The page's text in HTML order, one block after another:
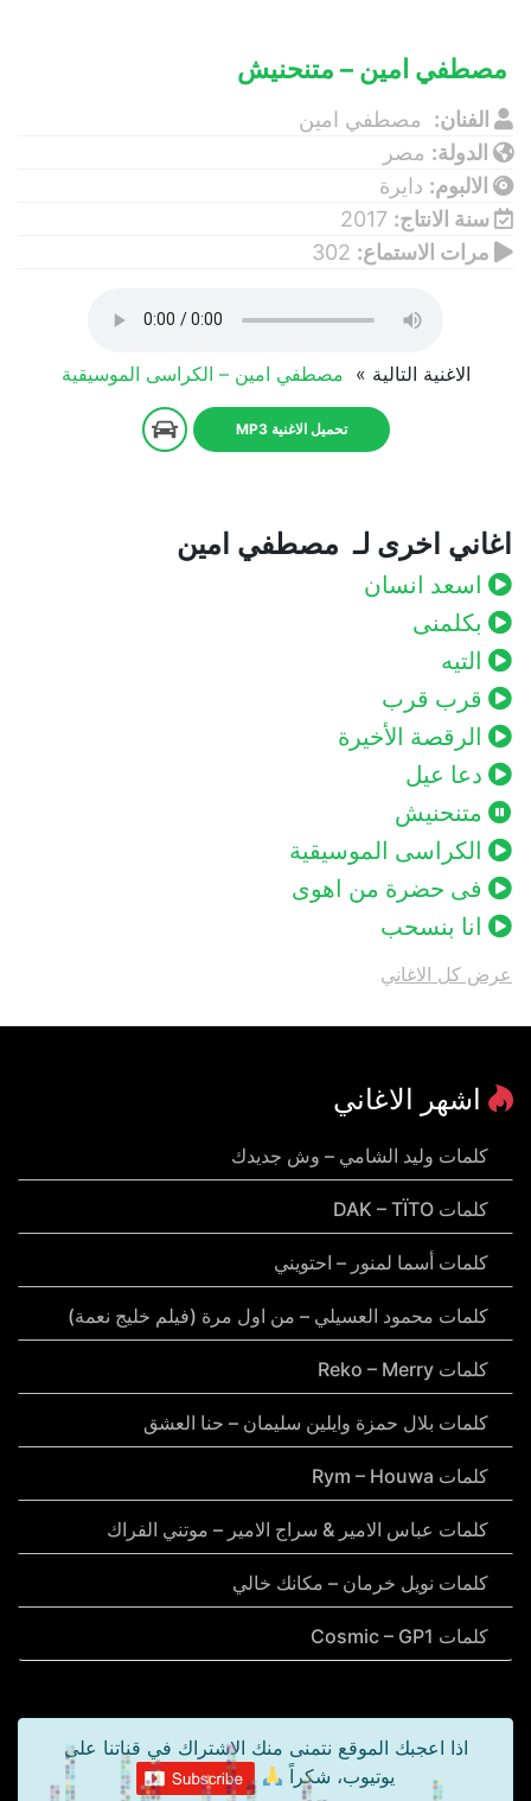
مصطفي امين – متنحنيش
الفنان:
مصطفي امين
الدولة: مصر
الالبوم: دايرة
سنة الانتاج: 2017
مرات الاستماع:
الاغنية التالية » مصطفي امين – الكراسى الموسيقية
تحميل الاغنية MP3
اغاني اخرى لـ مصطفي امين
اسعد انسان
بكلمنى
التيه
قرب قرب
الرقصة الأخيرة
دعا عيل
متنحنيش
الكراسى الموسيقية
فى حضرة من اهوى
انا بنسحب
عرض كل الاغاني
اشهر الاغاني
كلمات وليد الشامي – وش جديدك
كلمات DAK – TÏTO
كلمات أسما لمنور – احتويني
كلمات محمود العسيلي – من اول مرة (فيلم خليج نعمة)
كلمات Reko – Merry
كلمات بلال حمزة وايلين سليمان – حنا العشق
كلمات Rym – Houwa
كلمات عباس الامير & سراج الامير – موتني الفراك
كلمات نويل خرمان – مكانك خالي
كلمات Cosmic – GP1
اذا اعجبك الموقع نتمنى منك الاشتراك في قناتنا على
يوتيوب، شكراً